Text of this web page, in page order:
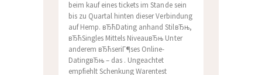
beim kauf eines tickets im Stande sein
bis zu Quartal hinten dieser Verbindung
auf Hemp. вЂћDating anhand StilвЂњ,
вЂћSingles Mittels NiveauвЂњ Unter
anderem вЂћseriГ¶ses Online-
DatingвЂњ – das . Ungeachtet
empfiehlt Schenkung Warentest